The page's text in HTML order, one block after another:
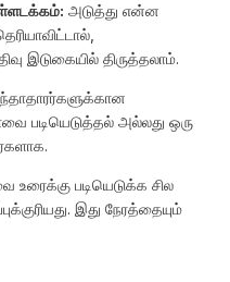
அடுத்து என்ன
இடுகையில் திருத்தலாம்.
படியெடுத்தல் அல்லது ஒரு
உரைக்கு படியெடுக்க சில
இது நேரத்தையும்